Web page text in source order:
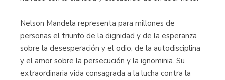
Nelson Mandela representa para millones de
personas el triunfo de la dignidad y de la esperanza
sobre la desesperación y el odio, de la autodisciplina
y el amor sobre la persecución y la ignominia. Su
extraordinaria vida consagrada a la lucha contra la